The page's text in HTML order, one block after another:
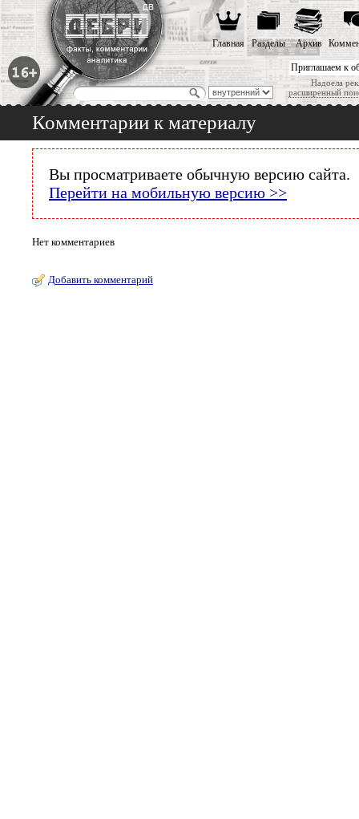
Приглашаем к
Надоела
расширенный
Главная Разделы Архив
Комментарии к материалу
Вы просматриваете обычную версию сайта.
Перейти на мобильную версию >>
Нет комментариев
Добавить комментарий